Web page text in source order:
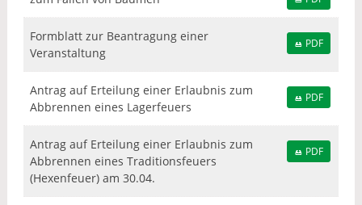
Formblatt zur Beantragung einer
Veranstaltung
PDF
Antrag auf Erteilung einer Erlaubnis zum
Abbrennen eines Lagerfeuers
PDF
Antrag auf Erteilung einer Erlaubnis zum
Abbrennen eines Traditionsfeuers
(Hexenfeuer) am 30.04.
PDF